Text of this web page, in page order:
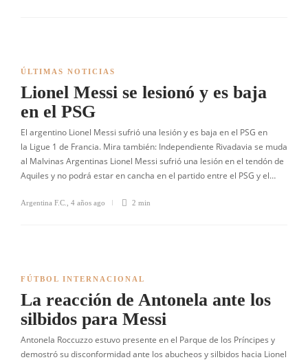
ÚLTIMAS NOTICIAS
Lionel Messi se lesionó y es baja
en el PSG
El argentino Lionel Messi sufrió una lesión y es baja en el PSG en
la Ligue 1 de Francia. Mira también: Independiente Rivadavia se muda
al Malvinas Argentinas Lionel Messi sufrió una lesión en el tendón de
Aquiles y no podrá estar en cancha en el partido entre el PSG y el…
Argentina F.C. 4 años ago 2 min
FÚTBOL INTERNACIONAL
La reacción de Antonela ante los
silbidos para Messi
Antonela Roccuzzo estuvo presente en el Parque de los Príncipes y
demostró su disconformidad ante los abucheos y silbidos hacia Lionel